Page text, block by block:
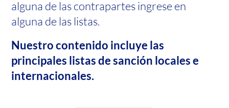
alguna de las contrapartes ingrese en
alguna de las listas.
Nuestro contenido incluye las
principales listas de sanción locales e
internacionales.